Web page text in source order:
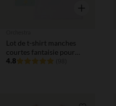
Aperçu rapide
Lot de t-shirt manches
courtes fantaisie pour
bébé fille
4.8